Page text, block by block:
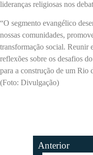
lideranças religiosas nos
“O segmento evangélico
nossas comunidades,
transformação social. Reunir
reflexões sobre os desafios
para a construção de um Rio
(Foto: Divulgação)
Anterior